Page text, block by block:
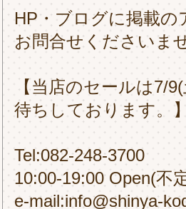
HP・ブログに掲載
お問合せくださいま
【当店のセールは7/
待ちしております。】
Tel:082-248-3700
10:00-19:00 Open(不
e-mail:info@shinya-